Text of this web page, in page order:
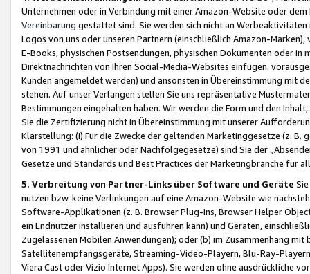
Unternehmen oder in Verbindung mit einer Amazon-Website oder
Vereinbarung gestattet sind. Sie werden sich nicht an
Logos von uns oder unseren Partnern (einschließlich Amazon-
E-Books, physischen Postsendungen, physischen Dokumenten oder in
Direktnachrichten von Ihren Social-Media-Websites einfügen.
Kunden angemeldet werden) und ansonsten in Übereinstimmung mit
stehen. Auf unser Verlangen stellen Sie uns repräsentative
Bestimmungen eingehalten haben. Wir werden die Form und den
Sie die Zertifizierung nicht in Übereinstimmung mit unserer
Klarstellung: (i) Für die Zwecke der geltenden Marketinggesetze (z. B.
von 1991 und ähnlicher oder Nachfolgegesetze) sind Sie der
Gesetze und Standards und Best Practices der Marketingbranche für
5. Verbreitung von Partner-Links über Software und Geräte
nutzen bzw. keine Verlinkungen auf eine Amazon-Website wie
Software-Applikationen (z. B. Browser Plug-ins, Browser Helper
ein Endnutzer installieren und ausführen kann) und Geräten,
Zugelassenen Mobilen Anwendungen); oder (b) im Zusammenhang
Satellitenempfangsgeräte, Streaming-Video-Playern, Blu-Ray-
Viera Cast oder Vizio Internet Apps). Sie werden ohne ausdrückliche